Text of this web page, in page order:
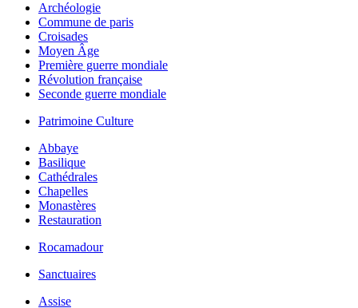
Archéologie
Commune de paris
Croisades
Moyen Âge
Première guerre mondiale
Révolution française
Seconde guerre mondiale
Patrimoine Culture
Abbaye
Basilique
Cathédrales
Chapelles
Monastères
Restauration
Rocamadour
Sanctuaires
Assise